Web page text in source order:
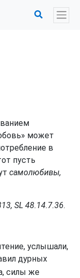
может
в
пусть
самолюбивы,
SL 48.14.7.36.
услышали,
дурных
силы же